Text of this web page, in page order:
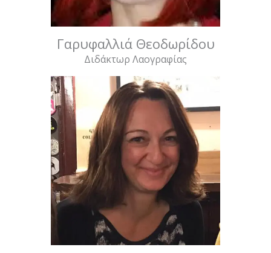
Γαρυφαλλιά Θεοδωρίδου
Διδάκτωρ Λαογραφίας